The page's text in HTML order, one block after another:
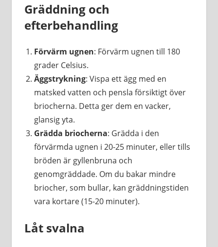
Gräddning och
efterbehandling
Förvärm ugnen: Förvärm ugnen till 180
grader Celsius.
Äggstrykning: Vispa ett ägg med en
matsked vatten och pensla försiktigt över
briocherna. Detta ger dem en vacker,
glansig yta.
Grädda briocherna: Grädda i den
förvärmda ugnen i 20-25 minuter, eller tills
bröden är gyllenbruna och
genomgräddade. Om du bakar mindre
briocher, som bullar, kan gräddningstiden
vara kortare (15-20 minuter).
Låt svalna